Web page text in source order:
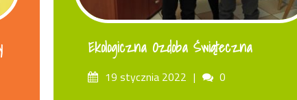
Ekologiczna Ozdoba Świąteczna
Posted19 stycznia 2022 Comments
0